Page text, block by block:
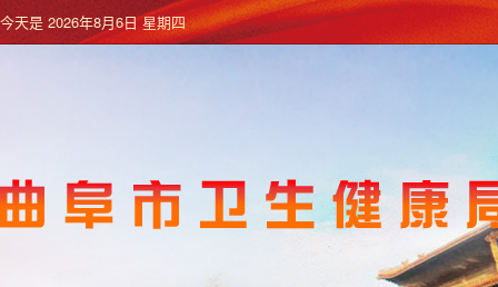
今天是2026年8月6日 星期四